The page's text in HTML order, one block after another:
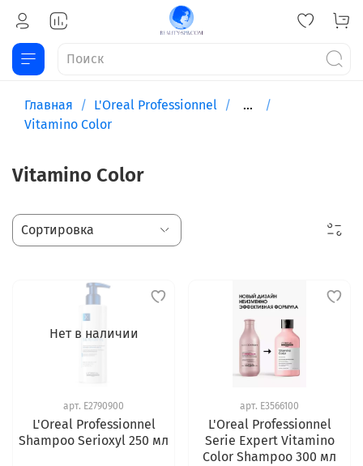
Главная L'Oreal Professionnel
...
Vitamino Color
Vitamino Color
Нет в наличии
арт. E2790900
L'Oreal Professionnel
Shampoo Serioxyl 250 мл
арт. E3566100
L'Oreal Professionnel
Serie Expert Vitamino
Color Shampoo 300 мл